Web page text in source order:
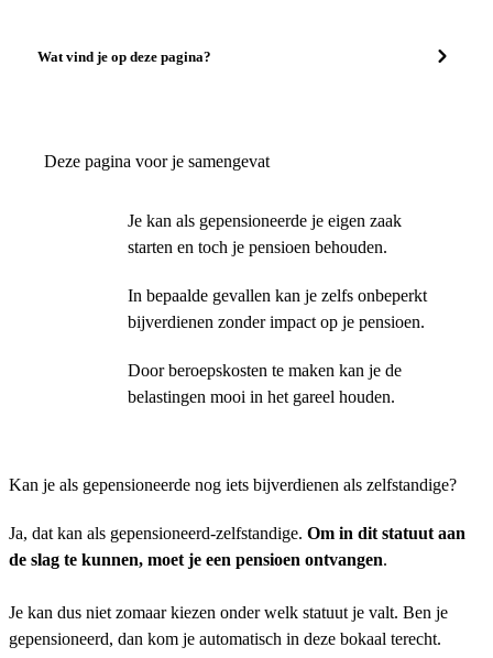
Wat vind je op deze pagina?
Deze pagina voor je samengevat
Je kan als gepensioneerde je eigen zaak
starten en toch je pensioen behouden.
In bepaalde gevallen kan je zelfs onbeperkt
bijverdienen zonder impact op je pensioen.
Door beroepskosten te maken kan je de
belastingen mooi in het gareel houden.
Kan je als gepensioneerde nog iets bijverdienen als zelfstandige?
Ja, dat kan als gepensioneerd-zelfstandige. Om in dit statuut aan
de slag te kunnen, moet je een pensioen ontvangen.
Je kan dus niet zomaar kiezen onder welk statuut je valt. Ben je
gepensioneerd, dan kom je automatisch in deze bokaal terecht.